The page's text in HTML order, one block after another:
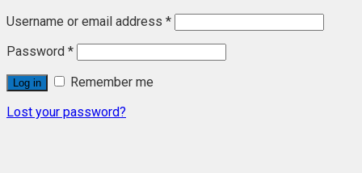
Username or email address *
Password *
Log in
Remember me
Lost your password?